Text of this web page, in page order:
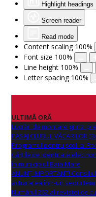
Highlight headings
Screen reader
Read mode
Content scaling 100%
Font size 100%
Line height 100%
Letter spacing 100%
ULTIMĂ ORĂ
Lucrări de montare grinzi
PASAJ CLUBUL VĂCARILOR
Programul pentru școli al
Cărțile de identitate
în municipiul Baia Mare
ANUNŢ IMPORTANT!
activitatea într-un sediu
Numărul 262 al revistei de